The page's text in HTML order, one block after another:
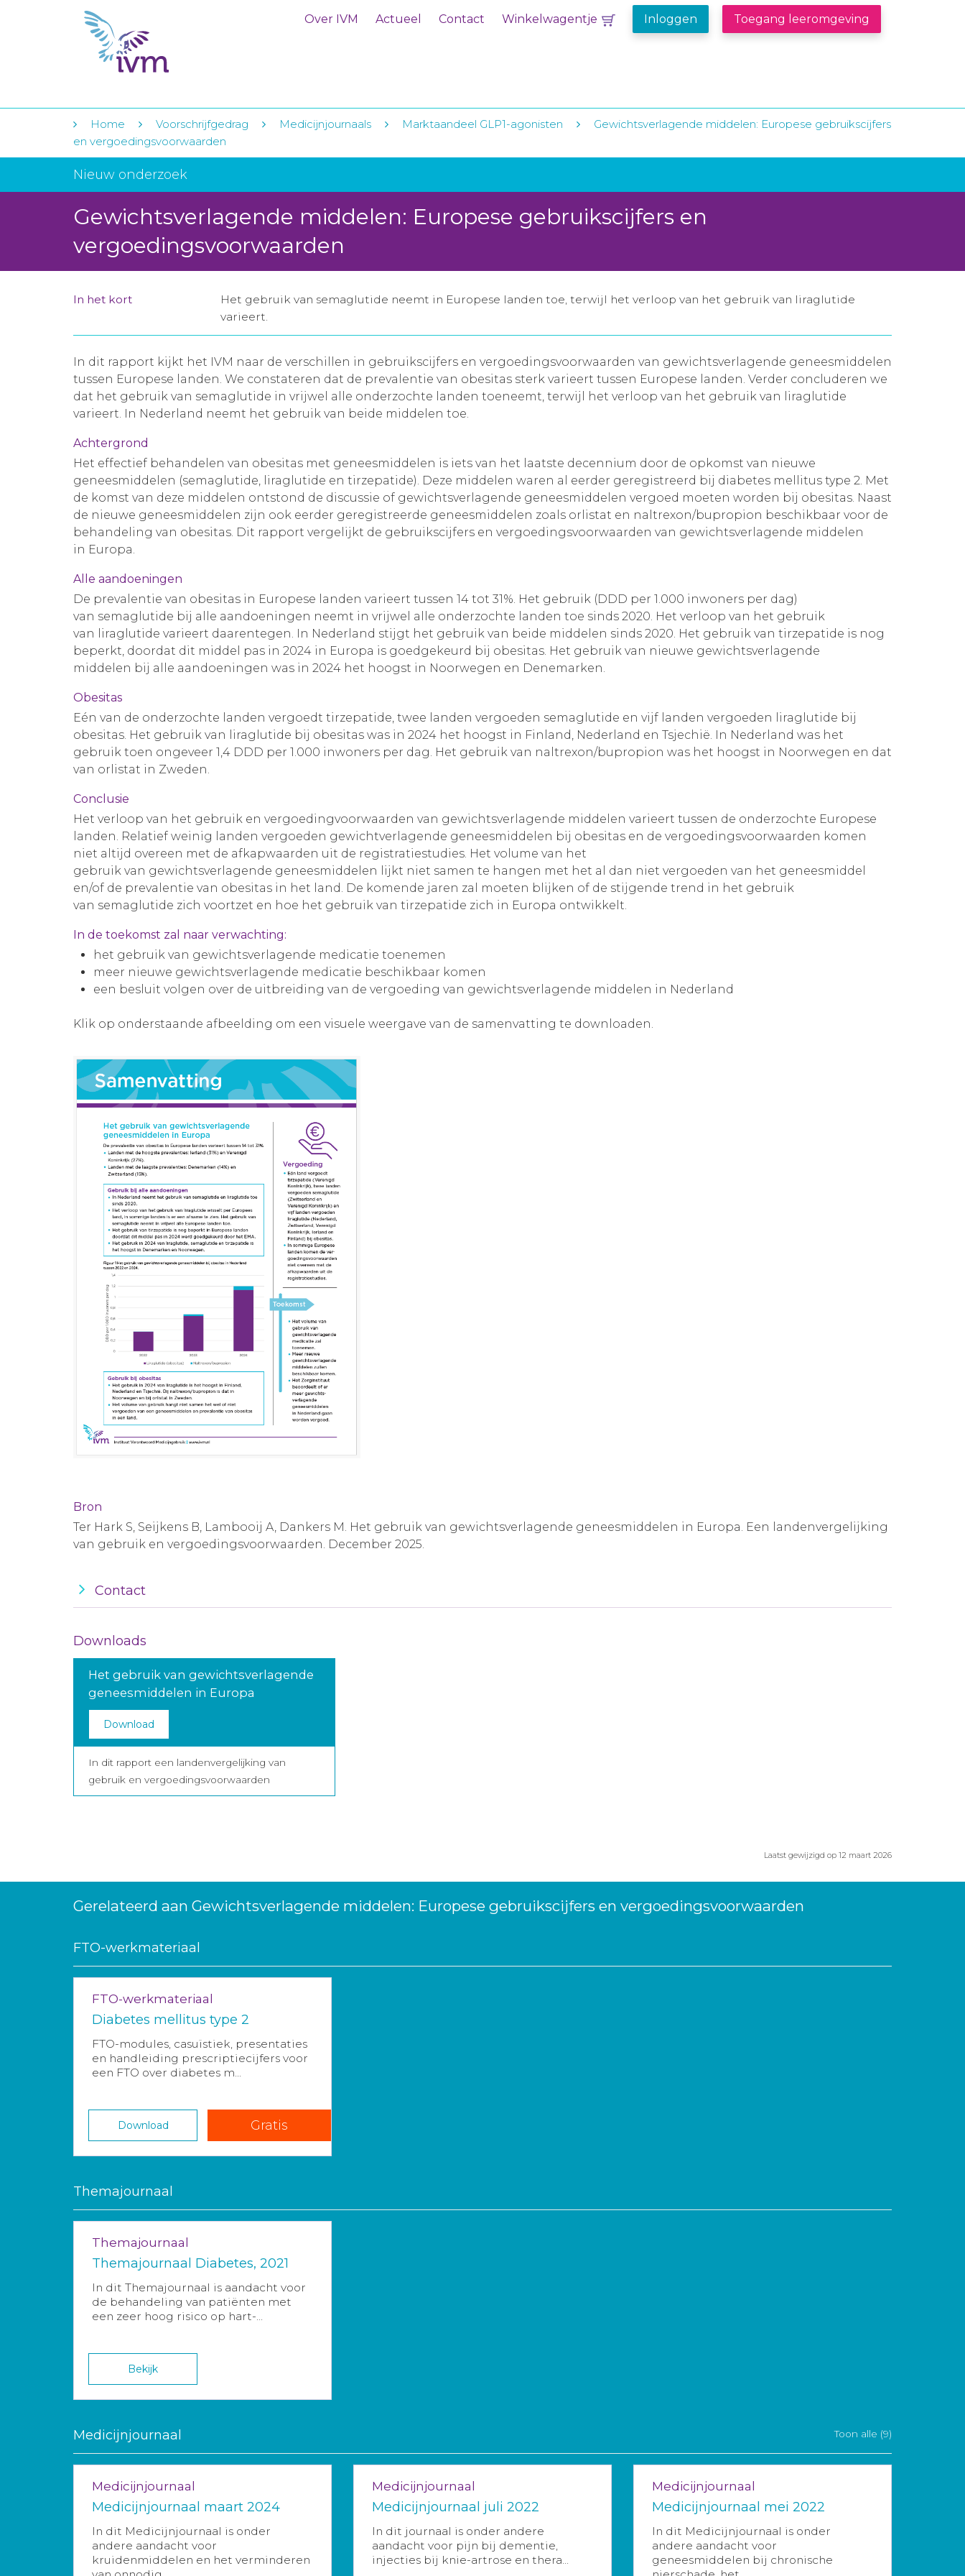
Over IVM Actueel Contact Winkelwagentje Inloggen Toegang leeromgeving
Home Voorschrijfgedrag Medicijnjournaals Marktaandeel GLP1-agonisten
Gewichtsverlagende middelen: Europese gebruikscijfers
en vergoedingsvoorwaarden
Nieuw onderzoek
Gewichtsverlagende middelen: Europese gebruikscijfers en
vergoedingsvoorwaarden
In het kort
Het gebruik van semaglutide neemt in Europese landen toe, terwijl het verloop van het gebruik van liraglutide
varieert.
In dit rapport kijkt het IVM naar de verschillen in gebruikscijfers en vergoedingsvoorwaarden van gewichtsverlagende geneesmiddelen
tussen Europese landen. We constateren dat de prevalentie van obesitas sterk varieert tussen Europese landen. Verder concluderen we
dat het gebruik van semaglutide in vrijwel alle onderzochte landen toeneemt, terwijl het verloop van het gebruik van liraglutide
varieert. In Nederland neemt het gebruik van beide middelen toe.
Achtergrond
Het effectief behandelen van obesitas met geneesmiddelen is iets van het laatste decennium door de opkomst van nieuwe
geneesmiddelen (semaglutide, liraglutide en tirzepatide). Deze middelen waren al eerder geregistreerd bij diabetes mellitus type 2. Met
de komst van deze middelen ontstond de discussie of gewichtsverlagende geneesmiddelen vergoed moeten worden bij obesitas. Naast
de nieuwe geneesmiddelen zijn ook eerder geregistreerde geneesmiddelen zoals orlistat en naltrexon/bupropion beschikbaar voor de
behandeling van obesitas. Dit rapport vergelijkt de gebruikscijfers en vergoedingsvoorwaarden van gewichtsverlagende middelen
in Europa.
Alle aandoeningen
De prevalentie van obesitas in Europese landen varieert tussen 14 tot 31%. Het gebruik (DDD per 1.000 inwoners per dag)
van semaglutide bij alle aandoeningen neemt in vrijwel alle onderzochte landen toe sinds 2020. Het verloop van het gebruik
van liraglutide varieert daarentegen. In Nederland stijgt het gebruik van beide middelen sinds 2020. Het gebruik van tirzepatide is nog
beperkt, doordat dit middel pas in 2024 in Europa is goedgekeurd bij obesitas. Het gebruik van nieuwe gewichtsverlagende
middelen bij alle aandoeningen was in 2024 het hoogst in Noorwegen en Denemarken.
Obesitas
Eén van de onderzochte landen vergoedt tirzepatide, twee landen vergoeden semaglutide en vijf landen vergoeden liraglutide bij
obesitas. Het gebruik van liraglutide bij obesitas was in 2024 het hoogst in Finland, Nederland en Tsjechië. In Nederland was het
gebruik toen ongeveer 1,4 DDD per 1.000 inwoners per dag. Het gebruik van naltrexon/bupropion was het hoogst in Noorwegen en dat
van orlistat in Zweden.
Conclusie
Het verloop van het gebruik en vergoedingvoorwaarden van gewichtsverlagende middelen varieert tussen de onderzochte Europese
landen. Relatief weinig landen vergoeden gewichtverlagende geneesmiddelen bij obesitas en de vergoedingsvoorwaarden komen
niet altijd overeen met de afkapwaarden uit de registratiestudies. Het volume van het
gebruik van gewichtsverlagende geneesmiddelen lijkt niet samen te hangen met het al dan niet vergoeden van het geneesmiddel
en/of de prevalentie van obesitas in het land. De komende jaren zal moeten blijken of de stijgende trend in het gebruik
van semaglutide zich voortzet en hoe het gebruik van tirzepatide zich in Europa ontwikkelt.
In de toekomst zal naar verwachting:
het gebruik van gewichtsverlagende medicatie toenemen
meer nieuwe gewichtsverlagende medicatie beschikbaar komen
een besluit volgen over de uitbreiding van de vergoeding van gewichtsverlagende middelen in Nederland
Klik op onderstaande afbeelding om een visuele weergave van de samenvatting te downloaden.
Bron
Ter Hark S, Seijkens B, Lambooij A, Dankers M. Het gebruik van gewichtsverlagende geneesmiddelen in Europa. Een landenvergelijking
van gebruik en vergoedingsvoorwaarden. December 2025.
Contact
Downloads
Het gebruik van gewichtsverlagende
geneesmiddelen in Europa
Download
In dit rapport een landenvergelijking van
gebruik en vergoedingsvoorwaarden
Laatst gewijzigd op 12 maart 2026
Gerelateerd aan Gewichtsverlagende middelen: Europese gebruikscijfers en vergoedingsvoorwaarden
FTO-werkmateriaal
FTO-werkmateriaal
Diabetes mellitus type 2
FTO-modules, casuïstiek, presentaties
en handleiding prescriptiecijfers voor
een FTO over diabetes m...
Download Gratis
Themajournaal
Themajournaal
Themajournaal Diabetes, 2021
In dit Themajournaal is aandacht voor
de behandeling van patiënten met
een zeer hoog risico op hart-...
Bekijk
Medicijnjournaal Toon alle (9)
Medicijnjournaal
Medicijnjournaal maart 2024
In dit Medicijnjournaal is onder
andere aandacht voor
kruidenmiddelen en het verminderen
Medicijnjournaal
Medicijnjournaal juli 2022
In dit journaal is onder andere
aandacht voor pijn bij dementie,
injecties bij knie-artrose en thera...
Medicijnjournaal
Medicijnjournaal mei 2022
In dit Medicijnjournaal is onder
andere aandacht voor
geneesmiddelen bij chronische